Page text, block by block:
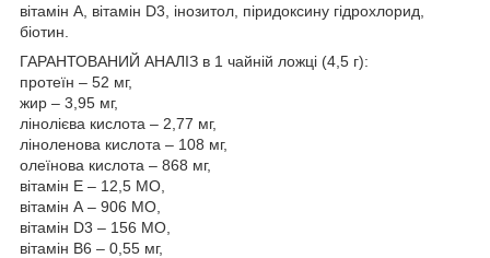
вітамін А, вітамін D3, інозитол, піридоксину гідрохлорид,
біотин.
ГАРАНТОВАНИЙ АНАЛІЗ в 1 чайній ложці (4,5 г):
протеїн – 52 мг,
жир – 3,95 мг,
лінолієва кислота – 2,77 мг,
ліноленова кислота – 108 мг,
олеїнова кислота – 868 мг,
вітамін E – 12,5 МО,
вітамін А – 906 МО,
вітамін D3 – 156 МО,
вітамін В6 – 0,55 мг,